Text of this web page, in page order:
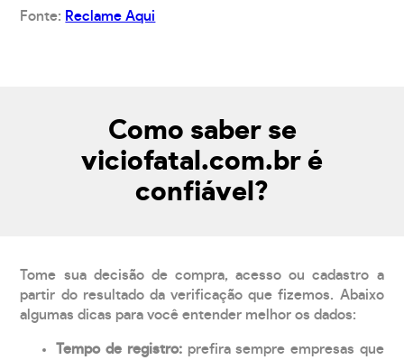
Fonte: Reclame Aqui
Como saber se
viciofatal.com.br é
confiável?
Tome sua decisão de compra, acesso ou cadastro a
partir do resultado da verificação que fizemos. Abaixo
algumas dicas para você entender melhor os dados:
Tempo de registro: prefira sempre empresas que